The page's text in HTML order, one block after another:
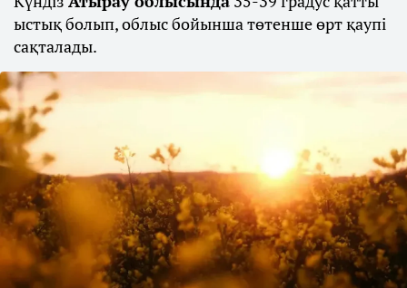
ыстық болып, облыс бойынша төтенше өрт қаупі
сақталады.